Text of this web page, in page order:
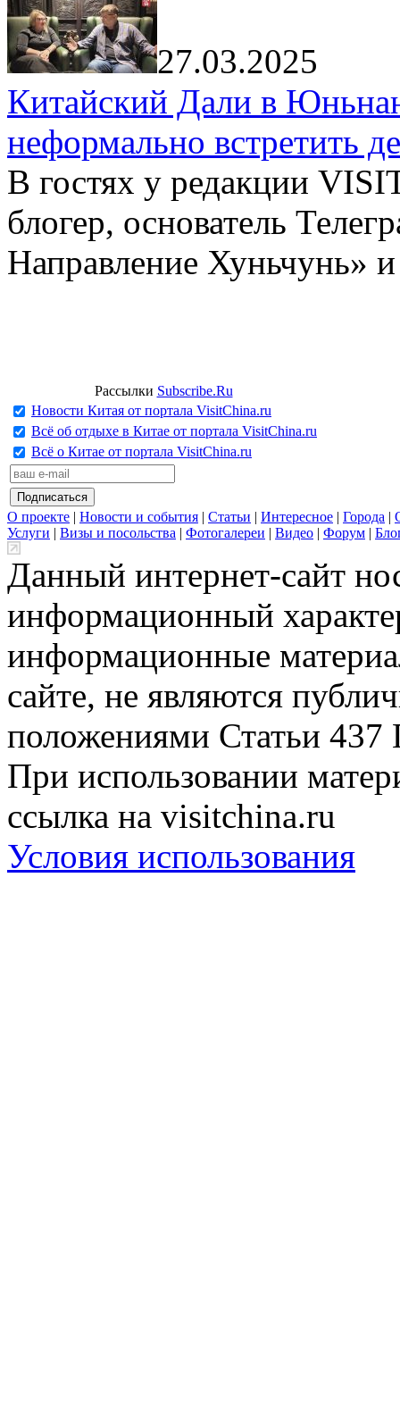
27.03.2025
Китайский Дали в
неформально встретить
В гостях у редакции
блогер, основатель
Направление Хуньчунь»
Рассылки Subscribe.Ru
Новости Китая от портала VisitChina.ru
Всё об отдыхе в Китае от портала VisitChina.ru
Всё о Китае от портала VisitChina.ru
О проекте | Новости и события | Статьи | Интересное | Города |
Услуги | Визы и посольства | Фотогалереи | Видео | Форум |
Данный интернет-сайт
информационный
информационные
сайте, не являются
положениями Статьи 437
При использовании
ссылка на visitchina.ru
Условия использования